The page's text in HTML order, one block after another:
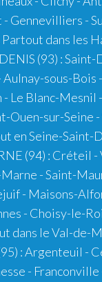
- Gennevilliers -
dans les
(93) : Saint-
sous-Bois
- Le Blanc-Mesnil
Ouen-sur-Seine
en Seine-Saint-
(94) : Créteil -
-Saint-
- Maisons-
- Choisy-le-
dans le Val-de-
: Argenteuil -
-